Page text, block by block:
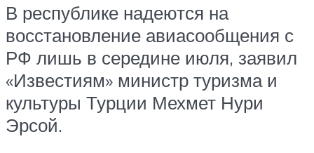
В республике надеются на
восстановление авиасообщения с
РФ лишь в середине июля, заявил
«Известиям» министр туризма и
культуры Турции Мехмет Нури
Эрсой.